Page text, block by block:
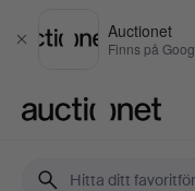
Stäng
Auctionet
Finns på